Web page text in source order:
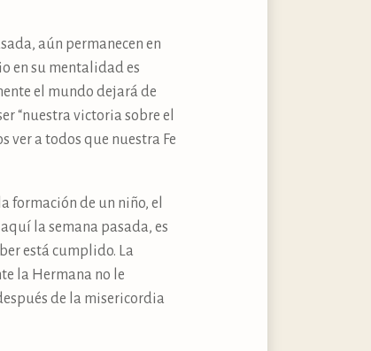
aún permanecen en
en su mentalidad es
el mundo dejará de
“nuestra victoria sobre el
ver a todos que nuestra Fe
formación de un niño, el
la semana pasada, es
está cumplido. La
la Hermana no le
de la misericordia